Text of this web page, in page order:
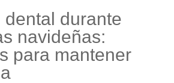
dental durante
navideñas:
para mantener